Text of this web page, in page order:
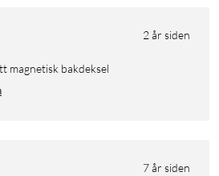
2 år siden
magnetisk bakdeksel
7 år siden